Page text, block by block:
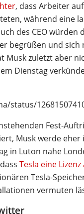
, dass Arbeiter
während eine
des CEO würden
begrüßen und sich
Musk zuletzt aber
Dienstag
status/
Fest-
Musk werde
in Luton nahe
Tesla eine
Tesla-
vermuten